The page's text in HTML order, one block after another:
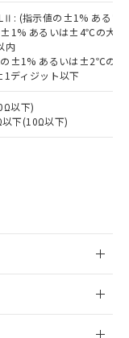
(指示値の±1% ある
±1% あるいは±4℃の大き
内
の±1% あるいは±2℃の大
ディジット以下
以下)
下(10Ω以下)